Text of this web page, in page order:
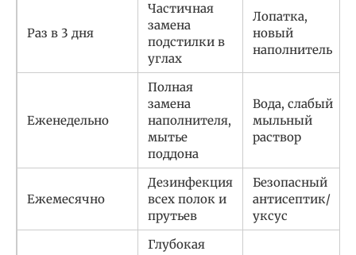
Раз в 3 дня
Частичная
замена
подстилки в
углах
Лопатка,
новый
наполнитель
Еженедельно
Полная
замена
наполнителя,
мытье
поддона
Вода, слабый
мыльный
раствор
Ежемесячно
Дезинфекция
всех полок и
прутьев
Безопасный
антисептик/
уксус
Глубокая